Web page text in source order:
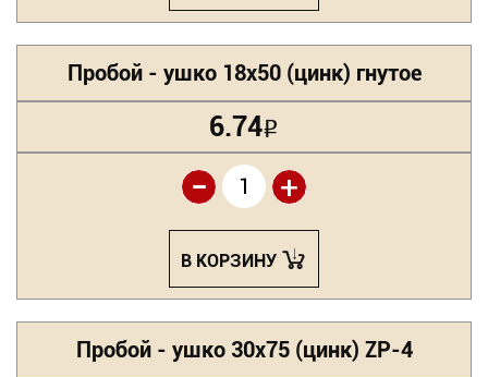
Пробой - ушко 18х50 (цинк) гнутое
6.74Р
+
-
В КОРЗИНУ
Пробой - ушко 30х75 (цинк) ZP-4